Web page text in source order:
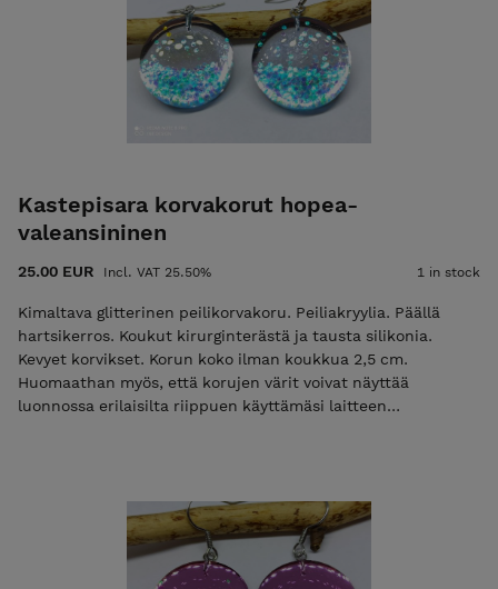
Kastepisara korvakorut hopea-
valeansininen
25.00 EUR Incl. VAT 25.50% 1 in stock
Kimaltava glitterinen peilikorvakoru. Peiliakryylia. Päällä
hartsikerros. Koukut kirurginterästä ja tausta silikonia.
Kevyet korvikset. Korun koko ilman koukkua 2,5 cm.
Huomaathan myös, että korujen värit voivat näyttää
luonnossa erilaisilta riippuen käyttämäsi laitteen